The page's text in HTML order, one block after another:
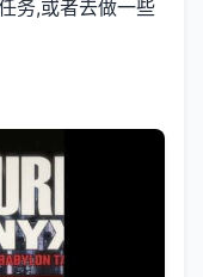
务,或者去做一些